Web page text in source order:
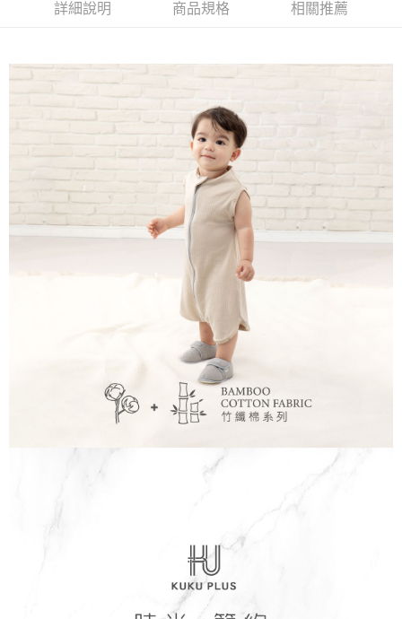
相關說明
１．簡單：不需註冊會員、不需綁卡、不需儲值。
３．安心：先確認商品／服務後，再付款。
【「AFTEE先享後付」結帳流程】
１．於結帳方式選擇「AFTEE先享後付」後，將跳轉至「AFTEE先享後付」
結帳頁面，進行簡訊認證並確認金額後，即可完成結帳。
２．訂單成立數日內，您將收到繳費通知簡訊。
３．收到繳費通知簡訊後14天內，點擊此簡訊中的連結，可透過四大超商／
ATM／網路銀行／等多元方式進行付款，方視為交易完成。
※ 請注意：結帳手續完成當下不需立刻繳費，但若您需要取消訂單，請聯絡
購買商品的店家。未經商家同意取消之訂單仍視為有效，需透過AFTEE先享
※ 交易是否成功請以「AFTEE先享後付 」之結帳頁面顯示為準，若有關於
是否繳費成功／繳費後需取消欲退款等相關疑問，請聯繫「AFTEE先享後付
https://netprotections.freshdesk.com/support/home
１．透過由恩沛科技股份有限公司提供之「AFTEE先享後付」服務完成之交
易，需依本服務之必要範圍內提供個人資料，並將交易相關給付款項請求債
權轉讓予恩沛科技股份有限公司。
２．關於個人資料處理事宜，請瀏覽以下網址：
https://aftee.tw/terms/#terms3
「AFTEE先享後付」，若未經同意申辦者引起之損失，本公司不負相關責
時審查核予不同之上限額度；若仍有額度不足之情形，本公司將視審查結果
５．嚴禁一人註冊多個帳號或使用他人資訊註冊。若發現惡意使用之情形，
恩沛科技股份有限公司將有權停止該用戶之使用額度並採取法律行動。
運送方式
全家取貨付款
每筆NT$150，滿NT$799(含以上)免運費
7-11取貨付款
每筆NT$150，滿NT$799(含以上)免運費
宅配
每筆NT$150，滿NT$1,299(含以上)免運費
詳細說明 商品規格 相關推薦